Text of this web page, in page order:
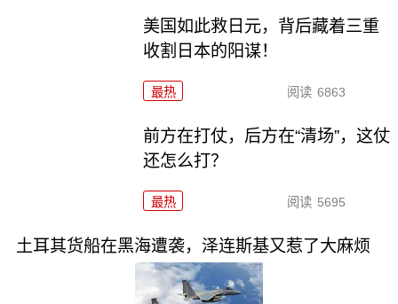
美国如此救日元，背后藏着三重
收割日本的阳谋！
最热 阅读 6863
前方在打仗，后方在“清场”，这仗
还怎么打？
最热 阅读 5695
土耳其货船在黑海遭袭，泽连斯基又惹了大麻烦